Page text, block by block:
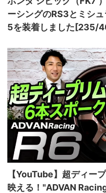
ーシングのRS3とミシ
5を装着しました[235/
【YouTube】超ディー
映える！"ADVAN